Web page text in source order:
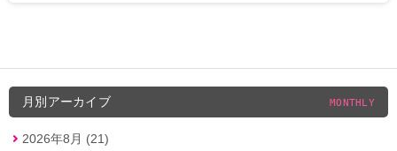
月別アーカイブ MONTHLY
2026年8月 (21)